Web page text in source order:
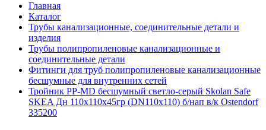
Главная
Каталог
Трубы канализационные, соединительные детали и
изделия
Трубы полипропиленовые канализационные и
соединительные детали
Фитинги для труб полипропиленовые канализационные
бесшумные для внутренних сетей
Тройник PP-MD бесшумный светло-серый Skolan Safe
SKEA Дн 110х110х45гр (DN110х110) б/нап в/к Ostendorf
335200